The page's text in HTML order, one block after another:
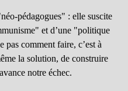
pédagogues" : elle suscite
et d’une "politique
pas comment faire, c’est à
la solution, de construire
notre échec.